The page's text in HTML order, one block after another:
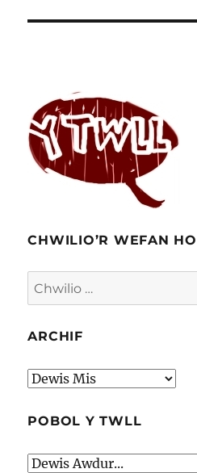
CHWILIO’R WEFAN
Chwilio
am:
ARCHIF
Archif
POBOL Y TWLL